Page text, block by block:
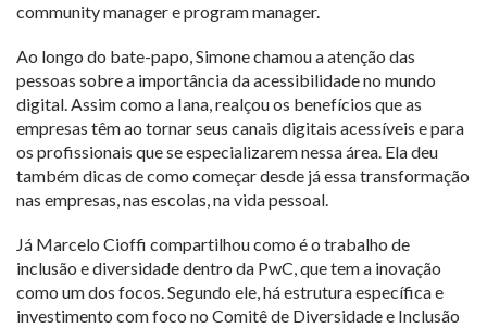
community manager e program manager.
Ao longo do bate-papo, Simone chamou a atenção das
pessoas sobre a importância da acessibilidade no mundo
digital. Assim como a Iana, realçou os benefícios que as
empresas têm ao tornar seus canais digitais acessíveis e para
os profissionais que se especializarem nessa área. Ela deu
também dicas de como começar desde já essa transformação
nas empresas, nas escolas, na vida pessoal.
Já Marcelo Cioffi compartilhou como é o trabalho de
inclusão e diversidade dentro da PwC, que tem a inovação
como um dos focos. Segundo ele, há estrutura específica e
investimento com foco no Comitê de Diversidade e Inclusão